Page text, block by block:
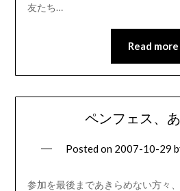
友たち…
Read more
ペンフェス、
Posted on 2007-10-29
参加を最後まであきらめない方々